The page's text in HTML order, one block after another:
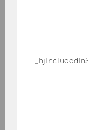
be­grenz­ten
vor der
vor